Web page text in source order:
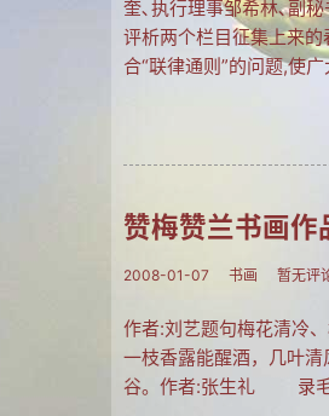
奎､执行理事邹希林､副
评析两个栏目征集上来
合“联律通则”的问题,使
赞梅赞兰书画作
2008-01-07 书画 暂无评
作者:刘艺题句梅花清冷
一枝香露能醒酒，几叶
谷。作者:张生礼 录毛